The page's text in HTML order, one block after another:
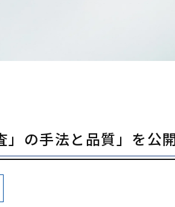
の手法と品質」を公